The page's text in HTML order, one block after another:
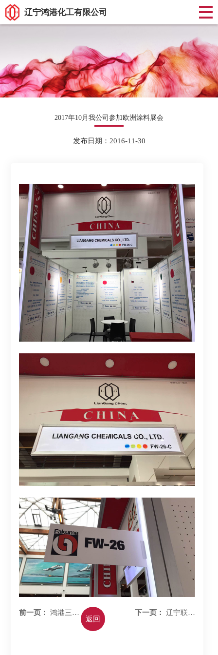
辽宁鸿港化工有限公司
2017年10月我公司参加欧洲涂料展会
发布日期：2016-11-30
前一页：
鸿港三体
返回
下一页：
辽宁联港